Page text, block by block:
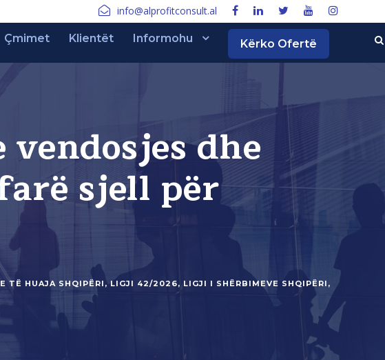
info@alprofitconsult.al
Çmimet Klientët Informohu Kërko Ofertë
dhe
sjell për
TË HUAJA SHQIPËRI , LIGJI 42/2026, LIGJI I SHËRBIMEVE SHQIPËRI ,